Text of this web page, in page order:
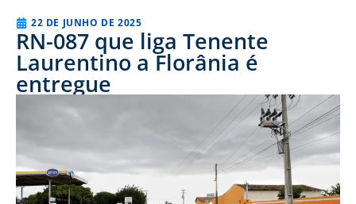
22 DE JUNHO DE 2025
RN-087 que liga Tenente
Laurentino a Florânia é
entregue